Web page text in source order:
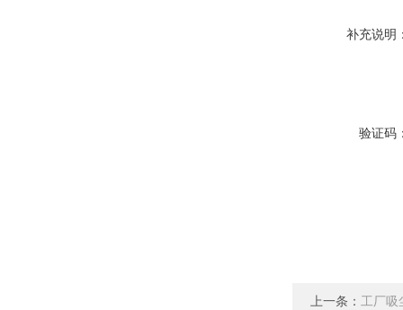
补充说明
验证码
上一条： 工厂